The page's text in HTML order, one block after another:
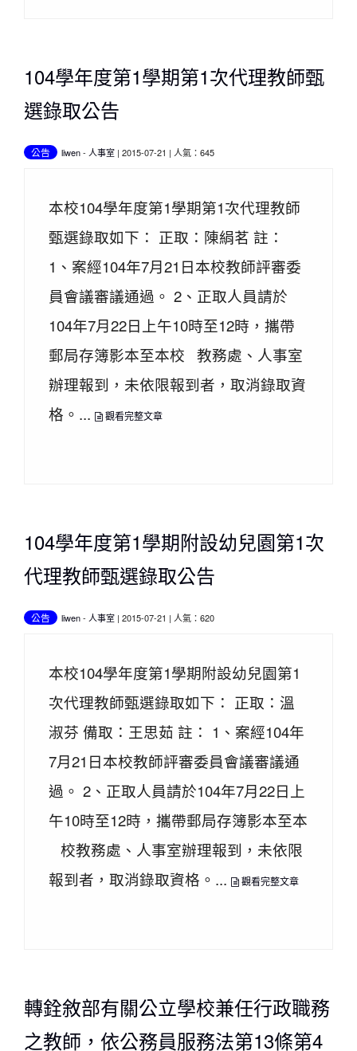
104學年度第1學期第1次代理教師甄
選錄取公告
公告 liwen- 人事室 | 2015-07-21 | 人氣：645
本校104學年度第1學期第1次代理教師
甄選錄取如下： 正取：陳絹茗 註：
1、案經104年7月21日本校教師評審委
員會議審議通過。 2、正取人員請於
104年7月22日上午10時至12時，攜帶
郵局存簿影本至本校 教務處、人事室
辦理報到，未依限報到者，取消錄取資
格。...
觀看完整文章
104學年度第1學期附設幼兒園第1次
代理教師甄選錄取公告
公告 liwen- 人事室 | 2015-07-21 | 人氣：620
本校104學年度第1學期附設幼兒園第1
次代理教師甄選錄取如下： 正取：溫
淑芬 備取：王思茹 註： 1、案經104年
7月21日本校教師評審委員會議審議通
過。 2、正取人員請於104年7月22日上
午10時至12時，攜帶郵局存簿影本至本
校教務處、人事室辦理報到，未依限
報到者，取消錄取資格。...
觀看完整文章
轉銓敘部有關公立學校兼任行政職務
之教師，依公務員服務法第13條第4